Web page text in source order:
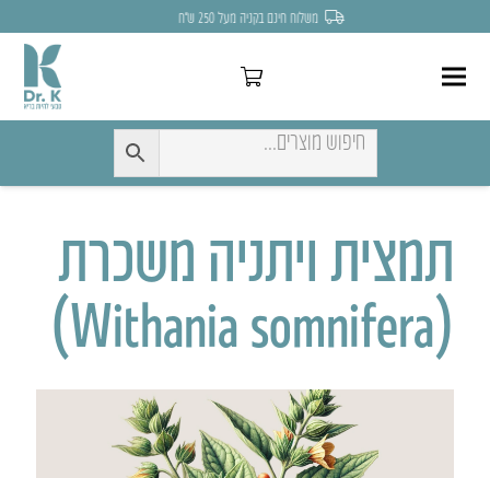
משלוח חינם בקניה מעל 250 ש״ח
תמצית ויתניה משכרת
(Withania somnifera)